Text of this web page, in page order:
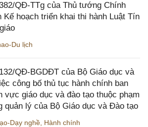
QĐ-TTg của Thủ tướng Chính
Kế hoạch triển khai thi hành Luật Tín
Du lịch
QĐ-BGDĐT của Bộ Giáo dục và
công bố thủ tục hành chính ban
vực giáo dục và đào tạo thuộc phạm
quản lý của Bộ Giáo dục và Đào tạo
Dạy nghề Hành chính